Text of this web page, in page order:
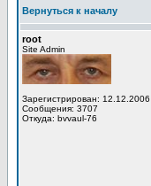
Вернуться к началу
root
Site Admin
Зарегистрирован: 12.12.2006
Сообщения: 3707
Откуда: bvvaul-76